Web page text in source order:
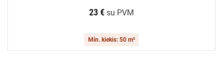
23 € su PVM
Min. kiekis: 50 m²